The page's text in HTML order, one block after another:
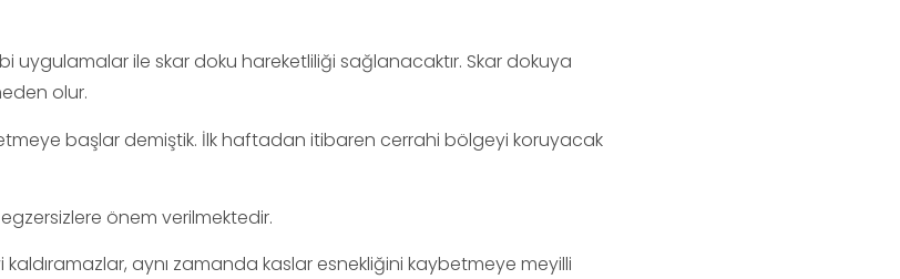
ile skar doku hareketliliği sağlanacaktır. Skar dokuya
olur.
başlar demiştik. İlk haftadan itibaren cerrahi bölgeyi koruyacak
önem verilmektedir.
aynı zamanda kaslar esnekliğini kaybetmeye meyilli